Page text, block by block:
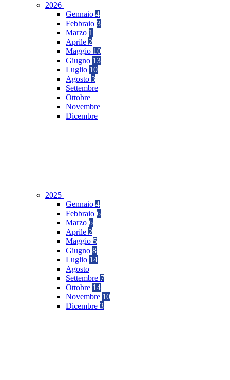
2026
Gennaio 4
Febbraio 3
Marzo 1
Aprile 2
Maggio 10
Giugno 13
Luglio 10
Agosto 3
Settembre
Ottobre
Novembre
Dicembre
2025
Gennaio 4
Febbraio 6
Marzo 6
Aprile 2
Maggio 5
Giugno 8
Luglio 14
Agosto
Settembre 7
Ottobre 14
Novembre 10
Dicembre 3